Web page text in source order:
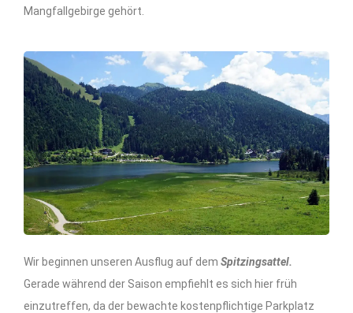
Mangfallgebirge gehört.
Wir beginnen unseren Ausflug auf dem Spitzingsattel.
Gerade während der Saison empfiehlt es sich hier früh
einzutreffen, da der bewachte kostenpflichtige Parkplatz